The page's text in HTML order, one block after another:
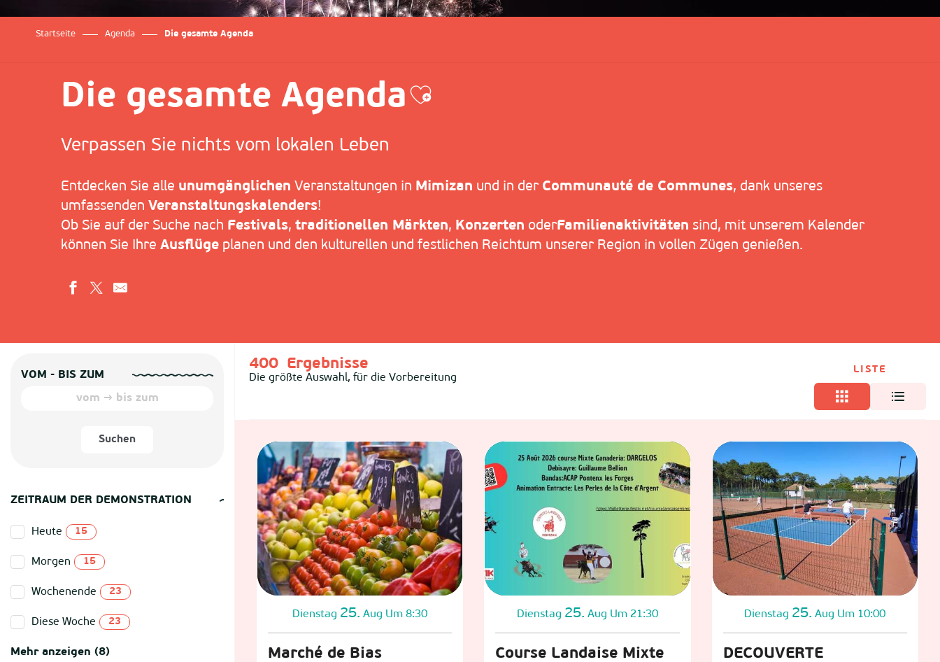
Startseite Agenda Die gesamte Agenda
Die gesamte AgendaAjouter aux favoris
Verpassen Sie nichts vom lokalen Leben
Entdecken Sie alle unumgänglichen Veranstaltungen in Mimizan und in der Communauté de Communes, dank unseres
umfassenden Veranstaltungskalenders!
Ob Sie auf der Suche nach Festivals, traditionellen Märkten, Konzerten oderFamilienaktivitäten sind, mit unserem Kalender
können Sie Ihre Ausflüge planen und den kulturellen und festlichen Reichtum unserer Region in vollen Zügen genießen.
VOM - BIS ZUM
Suchen
ZEITRAUM DER DEMONSTRATION
Heute 15
Morgen 15
Wochenende 23
Diese Woche 23
Mehr anzeigen (8)
400 Ergebnisse
Die größte Auswahl, für die Vorbereitung
LISTE
Dienstag 25. Aug Um 8:30
Marché de Bias
Dienstag 25. Aug Um 21:30
Course Landaise Mixte
Dienstag 25. Aug Um 10:00
DECOUVERTE